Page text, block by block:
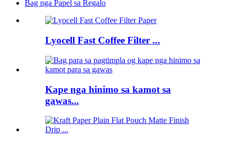
Bag nga Papel sa Regalo
Lyocell Fast Coffee Filter ...
Kape nga hinimo sa kamot sa
gawas...